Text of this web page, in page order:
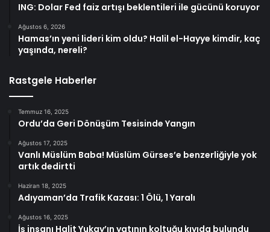
ING: Dolar Fed faiz artışı beklentileri ile gücünü koruyor
Ağustos 6, 2026
Hamas’ın yeni lideri kim oldu? Halil el-Hayye kimdir, kaç
yaşında, nereli?
Rastgele Haberler
Temmuz 16, 2025
Ordu’da Geri Dönüşüm Tesisinde Yangın
Ağustos 17, 2025
Vanlı Müslüm Baba! Müslüm Gürses’e benzerliğiyle yok
artık dedirtti
Haziran 18, 2025
Adıyaman’da Trafik Kazası: 1 Ölü, 1 Yaralı
Ağustos 16, 2025
İş insanı Halit Yukay’ın yatının koltuğu kıyıda bulundu